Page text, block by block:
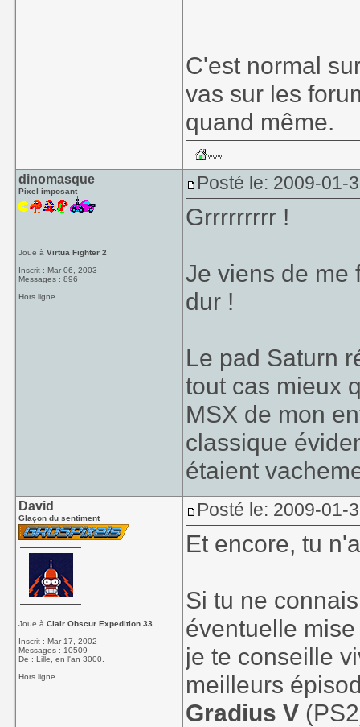
C'est normal
vas sur les
quand même.
dinomasque
Pixel imposant
Joue àVirtua Fighter 2
Inscrit : Mar 06, 2003
Messages : 896
Hors ligne
Posté le: 2009-01-
Grrrrrrrrr !
Je viens de
dur !
Le pad Saturn
tout cas mieux
MSX de mon
classique
étaient
David
Glaçon du sentiment
Joue àClair Obscur Expedition 33
Inscrit : Mar 17, 2002
Messages : 10509
De : Lille, en l'an 3000.
Hors ligne
Posté le: 2009-01-
Et encore, tu
Si tu ne
éventuelle
je te conseille
meilleurs
Gradius V